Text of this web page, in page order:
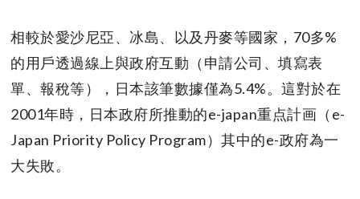
相較於愛沙尼亞、冰島、以及丹麥等國家，70多%
的用戶透過線上與政府互動（申請公司、填寫表
單、報稅等），日本該筆數據僅為5.4%。這對於在
2001年時，日本政府所推動的e-japan重点計画（e-
Japan Priority Policy Program）其中的e-政府為一
大失敗。